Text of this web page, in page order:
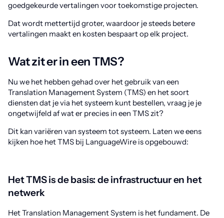
goedgekeurde vertalingen voor toekomstige projecten.
Dat wordt mettertijd groter, waardoor je steeds betere
vertalingen maakt en kosten bespaart op elk project.
Wat zit er in een TMS?
Nu we het hebben gehad over het gebruik van een
Translation Management System (TMS) en het soort
diensten dat je via het systeem kunt bestellen, vraag je je
ongetwijfeld af wat er precies in een TMS zit?
Dit kan variëren van systeem tot systeem. Laten we eens
kijken hoe het TMS bij LanguageWire is opgebouwd:
Het TMS is de basis: de infrastructuur en het
netwerk
Het Translation Management System is het fundament. De